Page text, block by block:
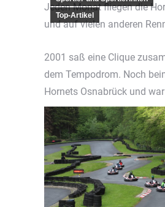
Top-Artikel
Jeden Monat fliegen die
und auf vielen anderen
2001 saß eine Clique
dem Tempodrom. Noch
Hornets Osnabrück und